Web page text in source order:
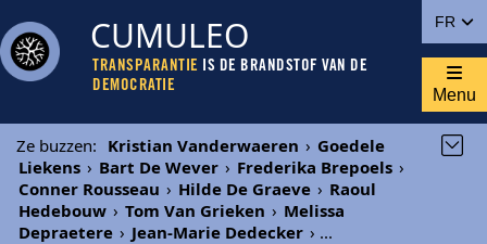
FR
CUMULEO
TRANSPARANTIE IS DE BRANDSTOF VAN DE
DEMOCRATIE
Menu
Ze buzzen: Kristian Vanderwaeren › Goedele
Liekens › Bart De Wever › Frederika Brepoels ›
Conner Rousseau › Hilde De Graeve › Raoul
Hedebouw › Tom Van Grieken › Melissa
Depraetere › Jean-Marie Dedecker › ...